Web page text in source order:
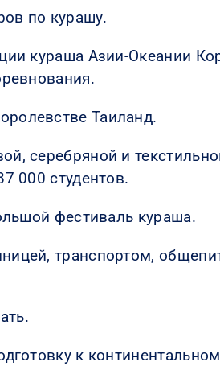
по курашу.
кураша Азии-Океании
Таиланд.
серебряной и
000 студентов.
фестиваль кураша.
транспортом,
к